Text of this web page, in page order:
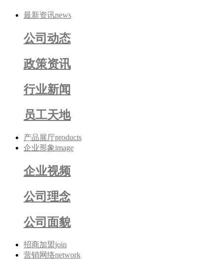
最新资讯news
公司动态
政策资讯
行业新闻
员工天地
产品展厅products
企业形象image
企业视频
公司理念
公司面貌
招商加盟join
营销网络network